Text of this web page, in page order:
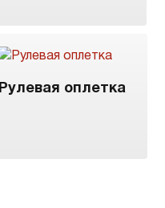
Рулевая оплетка